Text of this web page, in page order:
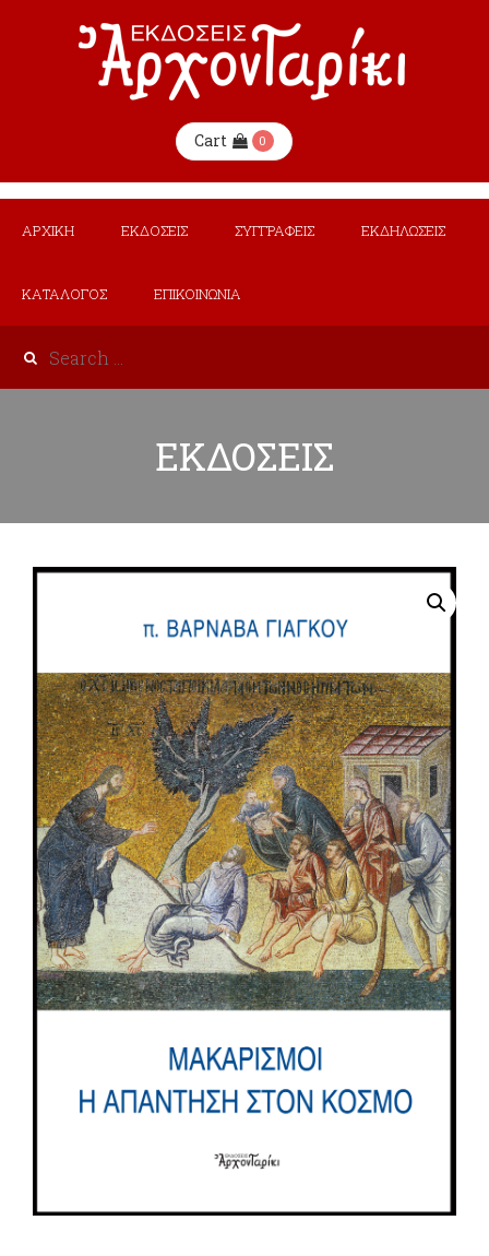
Cart 0
ΑΡΧΙΚΗ ΕΚΔΟΣΕΙΣ ΣΥΓΓΡΑΦΕΙΣ ΕΚΔΗΛΩΣΕΙΣ
ΚΑΤΑΛΟΓΟΣ ΕΠΙΚΟΙΝΩΝΙΑ
ΕΚΔΟΣΕΙΣ